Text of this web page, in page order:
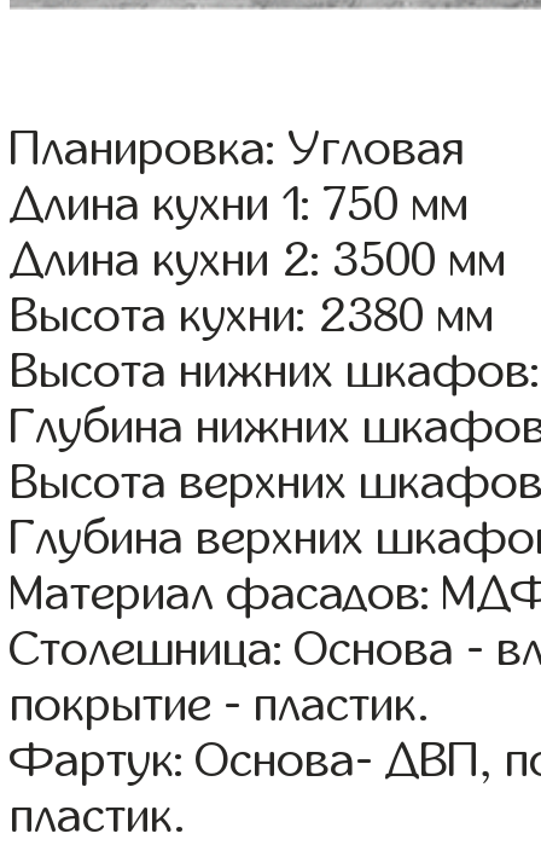
Планировка: Угловая
Длина кухни 1: 750 мм
Длина кухни 2: 3500 мм
Высота кухни: 2380 мм
Высота нижних
Глубина нижних
Высота верхних
Глубина верхних
Материал фасадов:
Столешница: Основа -
покрытие - пластик.
Фартук: Основа- ДВП,
пластик.